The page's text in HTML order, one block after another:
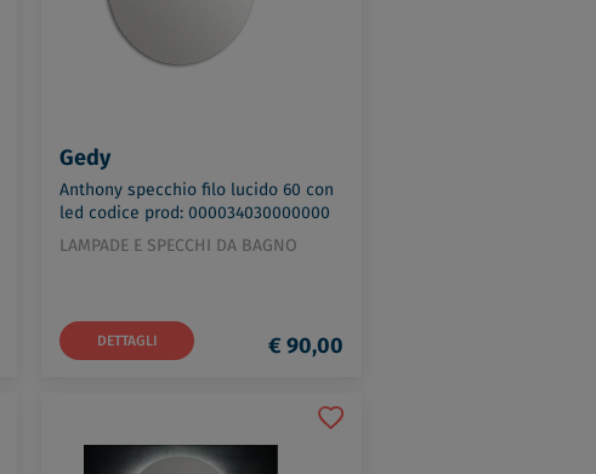
Gedy
Anthony specchio filo lucido 60 con
led codice prod: 000034030000000
LAMPADE E SPECCHI DA BAGNO
DETTAGLI € 90,00